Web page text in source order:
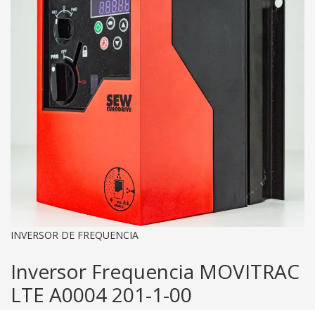
INVERSOR DE FREQUENCIA
Inversor Frequencia MOVITRAC
LTE A0004 201-1-00